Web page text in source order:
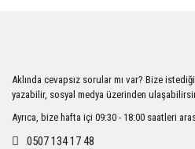
Ürün açıklamasında eksik bilgiler
Ürün bilgilerinde hatalar bulunuyor.
Ürün fiyatı diğer sitelerden daha pahalı.
Aklında cevapsız sorular mı var? Bize
yazabilir, sosyal medya üzerinden
Ayrıca, bize hafta içi 09:30 - 18:00 saatleri
0507 134 17 48